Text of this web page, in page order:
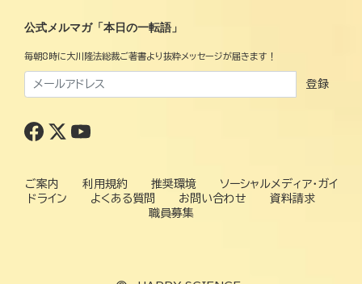
公式メルマガ「本日の一転語」
毎朝8時に大川隆法総裁ご著書より抜粋メッセージが届きます！
登録
ご案内 利用規約 推奨環境
ソーシャルメディア・ガイ
ドライン
よくある質問 お問い合わせ
資料請求
職員募集